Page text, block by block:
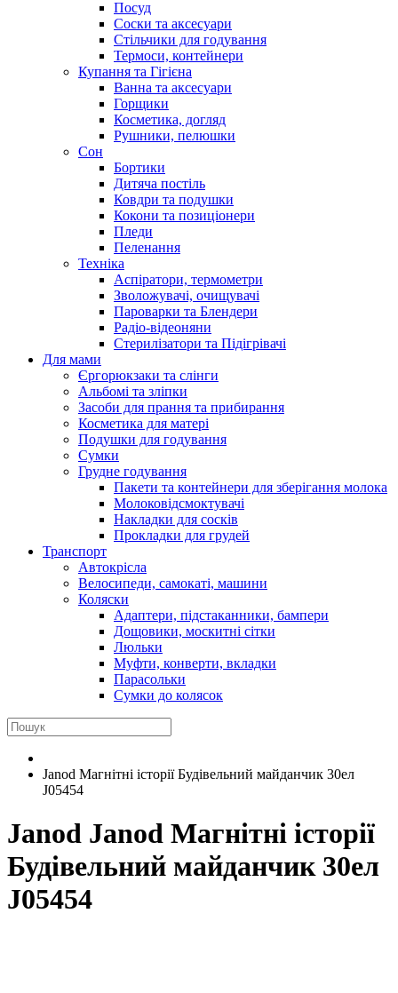
Посуд
Соски та аксесуари
Стільчики для годування
Термоси, контейнери
Купання та Гігієна
Ванна та аксесуари
Горщики
Косметика, догляд
Рушники, пелюшки
Сон
Бортики
Дитяча постіль
Ковдри та подушки
Кокони та позиціонери
Пледи
Пеленання
Техніка
Аспіратори, термометри
Зволожувачі, очищувачі
Пароварки та Блендери
Радіо-відеоняни
Стерилізатори та Підігрівачі
Для мами
Єргорюкзаки та слінги
Альбомі та зліпки
Засоби для прання та прибирання
Косметика для матері
Подушки для годування
Сумки
Грудне годування
Пакети та контейнери для зберігання молока
Молоковідсмоктувачі
Накладки для сосків
Прокладки для грудей
Транспорт
Автокрісла
Велосипеди, самокаті, машини
Коляски
Адаптери, підстаканники, бампери
Дощовики, москитні сітки
Люльки
Муфти, конверти, вкладки
Парасольки
Сумки до колясок
Janod Магнітні історії Будівельний майданчик 30ел
J05454
Janod Janod Магнітні історії
Будівельний майданчик 30ел
J05454